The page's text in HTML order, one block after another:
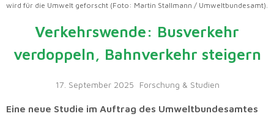
wird für die Umwelt geforscht (Foto: Martin Stallmann / Umweltbundesamt).
Verkehrswende: Busverkehr
verdoppeln, Bahnverkehr steigern
17. September 2025 Forschung & Studien
Eine neue Studie im Auftrag des Umweltbundesamtes